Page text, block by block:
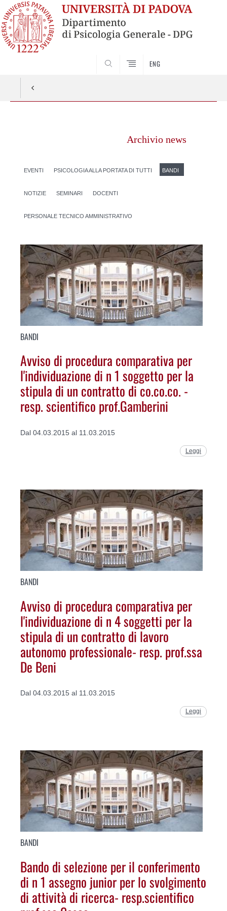
ENG
Archivio news
EVENTI PSICOLOGIA ALLA PORTATA DI TUTTI BANDI
NOTIZIE SEMINARI DOCENTI
PERSONALE TECNICO AMMINISTRATIVO
BANDI
Avviso di procedura comparativa per
l'individuazione di n 1 soggetto per la
stipula di un contratto di co.co.co. -
resp. scientifico prof.Gamberini
Dal 04.03.2015 al 11.03.2015
Leggi
BANDI
Avviso di procedura comparativa per
l'individuazione di n 4 soggetti per la
stipula di un contratto di lavoro
autonomo professionale- resp. prof.ssa
De Beni
Dal 04.03.2015 al 11.03.2015
Leggi
BANDI
Bando di selezione per il conferimento
di n 1 assegno junior per lo svolgimento
di attività di ricerca- resp.scientifico